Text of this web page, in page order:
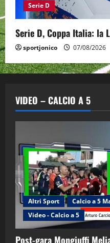
Serie D
Serie D, Coppa Italia: la
sportjonico 07/08/2026
VIDEO – CALCIO A 5
Altri Sport Calcio a 5
Video - Calcio a 5
Post-gara Mongiuffi